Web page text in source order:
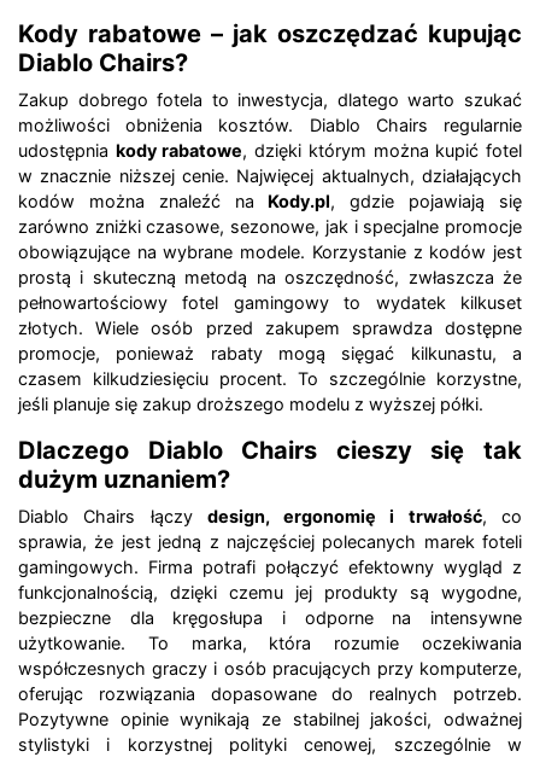
Kody rabatowe – jak oszczędzać kupując
Diablo Chairs?
Zakup dobrego fotela to inwestycja, dlatego warto szukać
możliwości obniżenia kosztów. Diablo Chairs regularnie
udostępnia kody rabatowe, dzięki którym można kupić fotel
w znacznie niższej cenie. Najwięcej aktualnych, działających
kodów można znaleźć na Kody.pl, gdzie pojawiają się
zarówno zniżki czasowe, sezonowe, jak i specjalne promocje
obowiązujące na wybrane modele. Korzystanie z kodów jest
prostą i skuteczną metodą na oszczędność, zwłaszcza że
pełnowartościowy fotel gamingowy to wydatek kilkuset
złotych. Wiele osób przed zakupem sprawdza dostępne
promocje, ponieważ rabaty mogą sięgać kilkunastu, a
czasem kilkudziesięciu procent. To szczególnie korzystne,
jeśli planuje się zakup droższego modelu z wyższej półki.
Dlaczego Diablo Chairs cieszy się tak
dużym uznaniem?
Diablo Chairs łączy design, ergonomię i trwałość, co
sprawia, że jest jedną z najczęściej polecanych marek foteli
gamingowych. Firma potrafi połączyć efektowny wygląd z
funkcjonalnością, dzięki czemu jej produkty są wygodne,
bezpieczne dla kręgosłupa i odporne na intensywne
użytkowanie. To marka, która rozumie oczekiwania
współczesnych graczy i osób pracujących przy komputerze,
oferując rozwiązania dopasowane do realnych potrzeb.
Pozytywne opinie wynikają ze stabilnej jakości, odważnej
stylistyki i korzystnej polityki cenowej, szczególnie w